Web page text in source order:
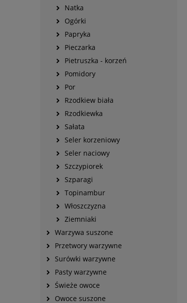
Natka
Ogórki
Papryka
Pieczarka
Pietruszka - korzeń
Pomidory
Por
Rzodkiew biała
Rzodkiewka
Sałata
Seler korzeniowy
Seler naciowy
Szczypiorek
Szparagi
Topinambur
Włoszczyzna
Ziemniaki
Warzywa suszone
Przetwory warzywne
Surówki warzywne
Pasty warzywne
Świeże owoce
Owoce suszone